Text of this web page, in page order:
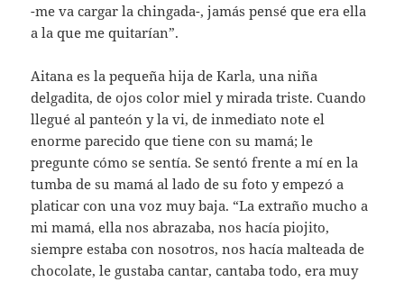
-me va cargar la chingada-, jamás pensé que era ella
a la que me quitarían”.
Aitana es la pequeña hija de Karla, una niña
delgadita, de ojos color miel y mirada triste. Cuando
llegué al panteón y la vi, de inmediato note el
enorme parecido que tiene con su mamá; le
pregunte cómo se sentía. Se sentó frente a mí en la
tumba de su mamá al lado de su foto y empezó a
platicar con una voz muy baja. “La extraño mucho a
mi mamá, ella nos abrazaba, nos hacía piojito,
siempre estaba con nosotros, nos hacía malteada de
chocolate, le gustaba cantar, cantaba todo, era muy